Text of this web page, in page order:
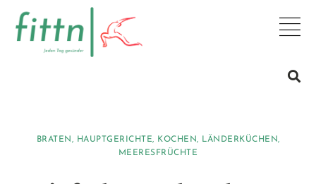
BRATEN, HAUPTGERICHTE, KOCHEN, LÄNDERKÜCHEN,
MEERESFRÜCHTE